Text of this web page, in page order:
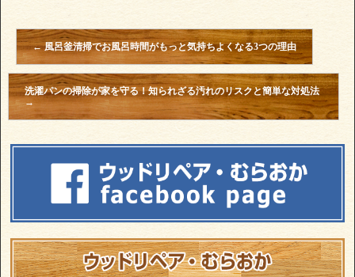
←風呂釜清掃でお風呂時間がもっと気持ちよくなる3つの理由
洗濯パンの掃除が家を守る！知られざる汚れのリスクと簡単な対処法
→